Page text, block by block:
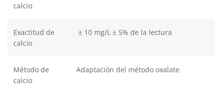
calcio
Exactitud de
calcio
± 10 mg/L ± 5% de la lectura
Método de
calcio
Adaptación del método oxalate